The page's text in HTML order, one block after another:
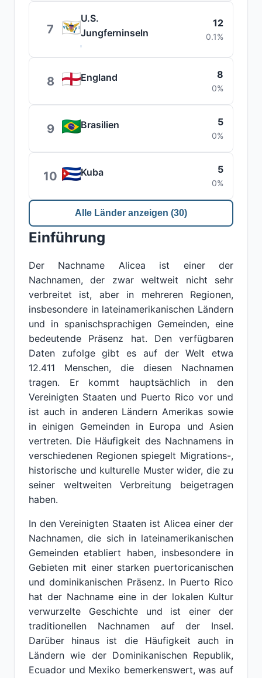
7
U.S.
Jungferninseln
12
0.1%
8 England 8
0%
9 Brasilien 5
0%
10 Kuba 5
0%
Alle Länder anzeigen (30)
Einführung
Der Nachname Alicea ist einer der
Nachnamen, der zwar weltweit nicht sehr
verbreitet ist, aber in mehreren Regionen,
insbesondere in lateinamerikanischen Ländern
und in spanischsprachigen Gemeinden, eine
bedeutende Präsenz hat. Den verfügbaren
Daten zufolge gibt es auf der Welt etwa
12.411 Menschen, die diesen Nachnamen
tragen. Er kommt hauptsächlich in den
Vereinigten Staaten und Puerto Rico vor und
ist auch in anderen Ländern Amerikas sowie
in einigen Gemeinden in Europa und Asien
vertreten. Die Häufigkeit des Nachnamens in
verschiedenen Regionen spiegelt Migrations-,
historische und kulturelle Muster wider, die zu
seiner weltweiten Verbreitung beigetragen
haben.
In den Vereinigten Staaten ist Alicea einer der
Nachnamen, die sich in lateinamerikanischen
Gemeinden etabliert haben, insbesondere in
Gebieten mit einer starken puertoricanischen
und dominikanischen Präsenz. In Puerto Rico
hat der Nachname eine in der lokalen Kultur
verwurzelte Geschichte und ist einer der
traditionellen Nachnamen auf der Insel.
Darüber hinaus ist die Häufigkeit auch in
Ländern wie der Dominikanischen Republik,
Ecuador und Mexiko bemerkenswert, was auf